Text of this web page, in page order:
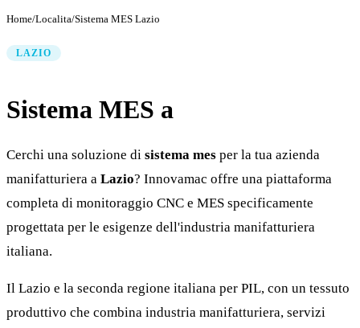
Home/Localita/Sistema MES Lazio
LAZIO
Sistema MES a
Cerchi una soluzione di sistema mes per la tua azienda
manifatturiera a Lazio? Innovamac offre una piattaforma
completa di monitoraggio CNC e MES specificamente
progettata per le esigenze dell'industria manifatturiera
italiana.
Il Lazio e la seconda regione italiana per PIL, con un tessuto
produttivo che combina industria manifatturiera, servizi